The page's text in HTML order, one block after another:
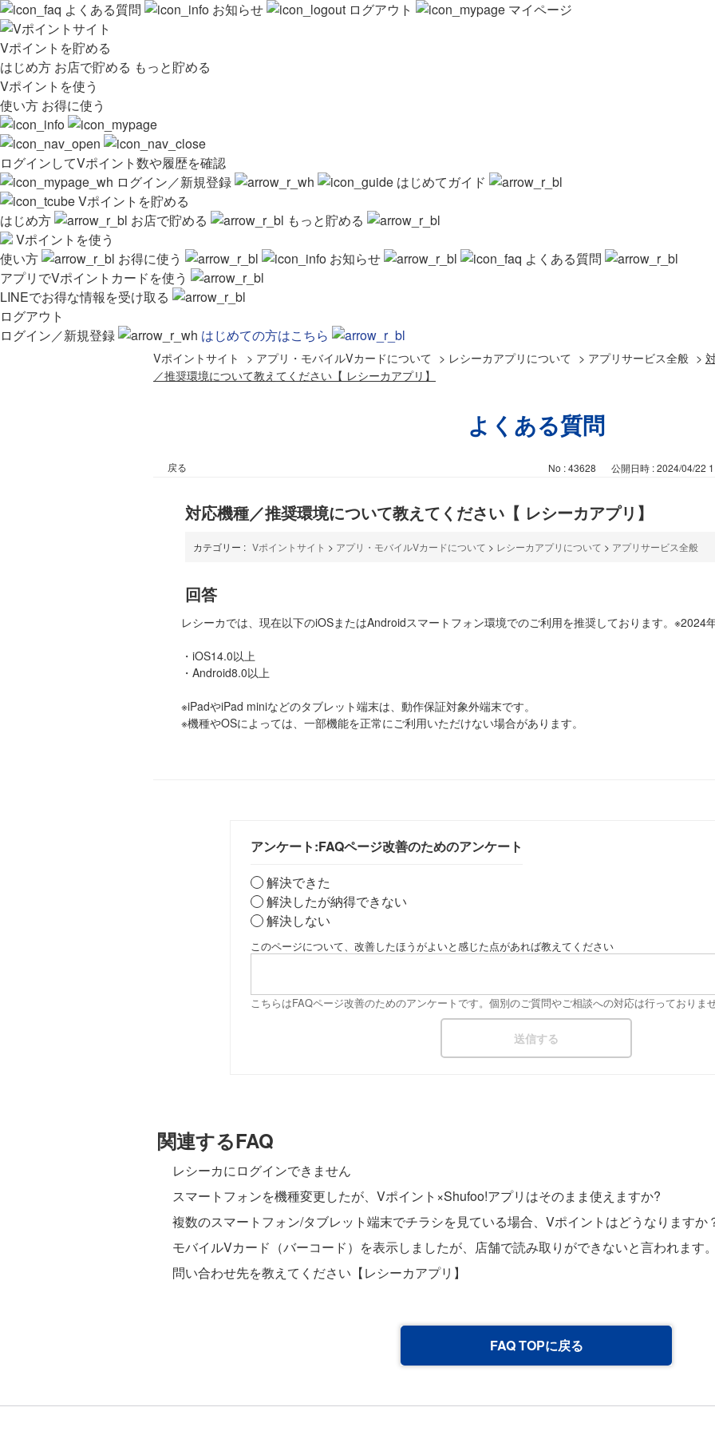
よくある質問 お知らせ ログアウト マイページ
Vポイントを貯める
はじめ方 お店で貯める もっと貯める
Vポイントを使う
使い方 お得に使う
ログインしてVポイント数や履歴を確認
ログイン／新規登録
はじめてガイド
Vポイントを貯める
はじめ方
お店で貯める
もっと貯める
Vポイントを使う
使い方
お得に使う お知らせ
よくある質問
アプリでVポイントカードを使う
LINEでお得な情報を受け取る
ログアウト
ログイン／新規登録
はじめての方はこちら
Vポイントサイト > アプリ・モバイルVカードについて > レシーカアプリについて > アプリサービス全般 >
／推奨環境について教えてください【 レシーカアプリ】
よくある質問
戻る No : 43628 公開日時 : 2024/04/22
対応機種／推奨環境について教えてください【 レシーカアプリ】
カテゴリー : Vポイントサイト > アプリ・モバイルVカードについて > レシーカアプリについて > アプリサービス全般
回答
レシーカでは、現在以下のiOSまたはAndroidスマートフォン環境でのご利用を推奨しております。※2024
・iOS14.0以上
・Android8.0以上
※iPadやiPad miniなどのタブレット端末は、動作保証対象外端末です。
※機種やOSによっては、一部機能を正常にご利用いただけない場合があります。
アンケート:FAQページ改善のためのアンケート
解決できた
解決したが納得できない
解決しない
このページについて、改善したほうがよいと感じた点があれば教えてください
こちらはFAQページ改善のためのアンケートです。個別のご質問やご相談への対応は行っておりま
関連するFAQ
レシーカにログインできません
スマートフォンを機種変更したが、Vポイント×Shufoo!アプリはそのまま使えますか?
複数のスマートフォン/タブレット端末でチラシを見ている場合、Vポイントはどうなりますか
モバイルVカード（バーコード）を表示しましたが、店舗で読み取りができないと言われます
問い合わせ先を教えてください【レシーカアプリ】
FAQ TOPに戻る